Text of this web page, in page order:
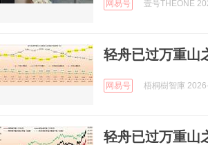
网易号 壹号THEONE
轻舟已过万重山
网易号 梧桐樹智庫
轻舟已过万重山